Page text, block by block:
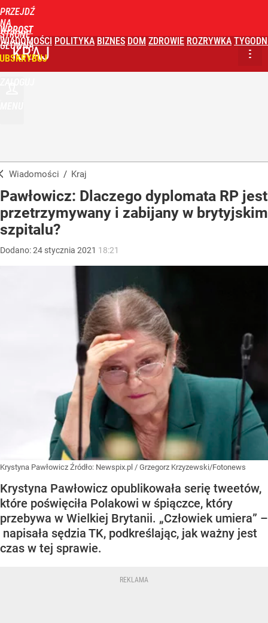
PRZEJDŹ
NA
STRONĘ
GŁÓWNĄ
WPROST
WIADOMOŚCI POLITYKA BIZNES DOM ZDROWIE ROZRYWKA
KRAJ
Wiadomości / Kraj
Pawłowicz: Dlaczego dyplomata RP jest
przetrzymywany i zabijany w brytyjskim
szpitalu?
Dodano:24 stycznia 2021 18:21
Krystyna Pawłowicz Źródło: Newspix.pl / Grzegorz Krzyzewski/Fotonews
Krystyna Pawłowicz opublikowała serię tweetów,
które poświęciła Polakowi w śpiączce, który
przebywa w Wielkiej Brytanii. „Człowiek umiera” –
napisała sędzia TK, podkreślając, jak ważny jest
czas w tej sprawie.